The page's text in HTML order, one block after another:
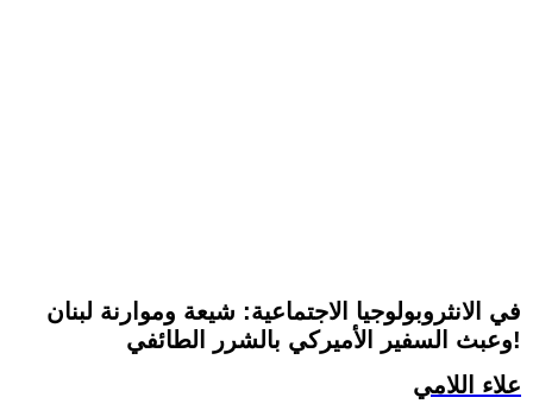
في الانثروبولوجيا الاجتماعية: شيعة وموارنة لبنان
وعبث السفير الأميركي بالشرر الطائفي!
علاء اللامي